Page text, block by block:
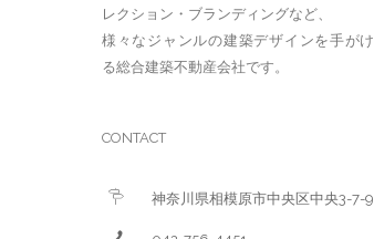
レクション・ブランディングなど、
様々なジャンルの建築デザインを手がけ
る総合建築不動産会社です。
CONTACT
神奈川県相模原市中央区中央3-7-9